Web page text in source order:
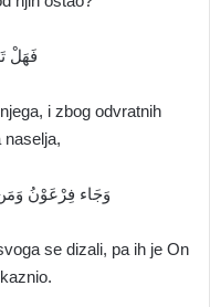
فَهَلْ
i zbog odvratnih
naselja,
وَجَاء فِرْعَوْنُ
se dizali, pa ih je On